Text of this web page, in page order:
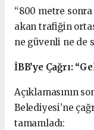
“800 metre
akan trafiğin
ne güvenli ne de
İBB’ye Çağrı:
Açıklamasının
Belediyesi’ne
tamamladı: